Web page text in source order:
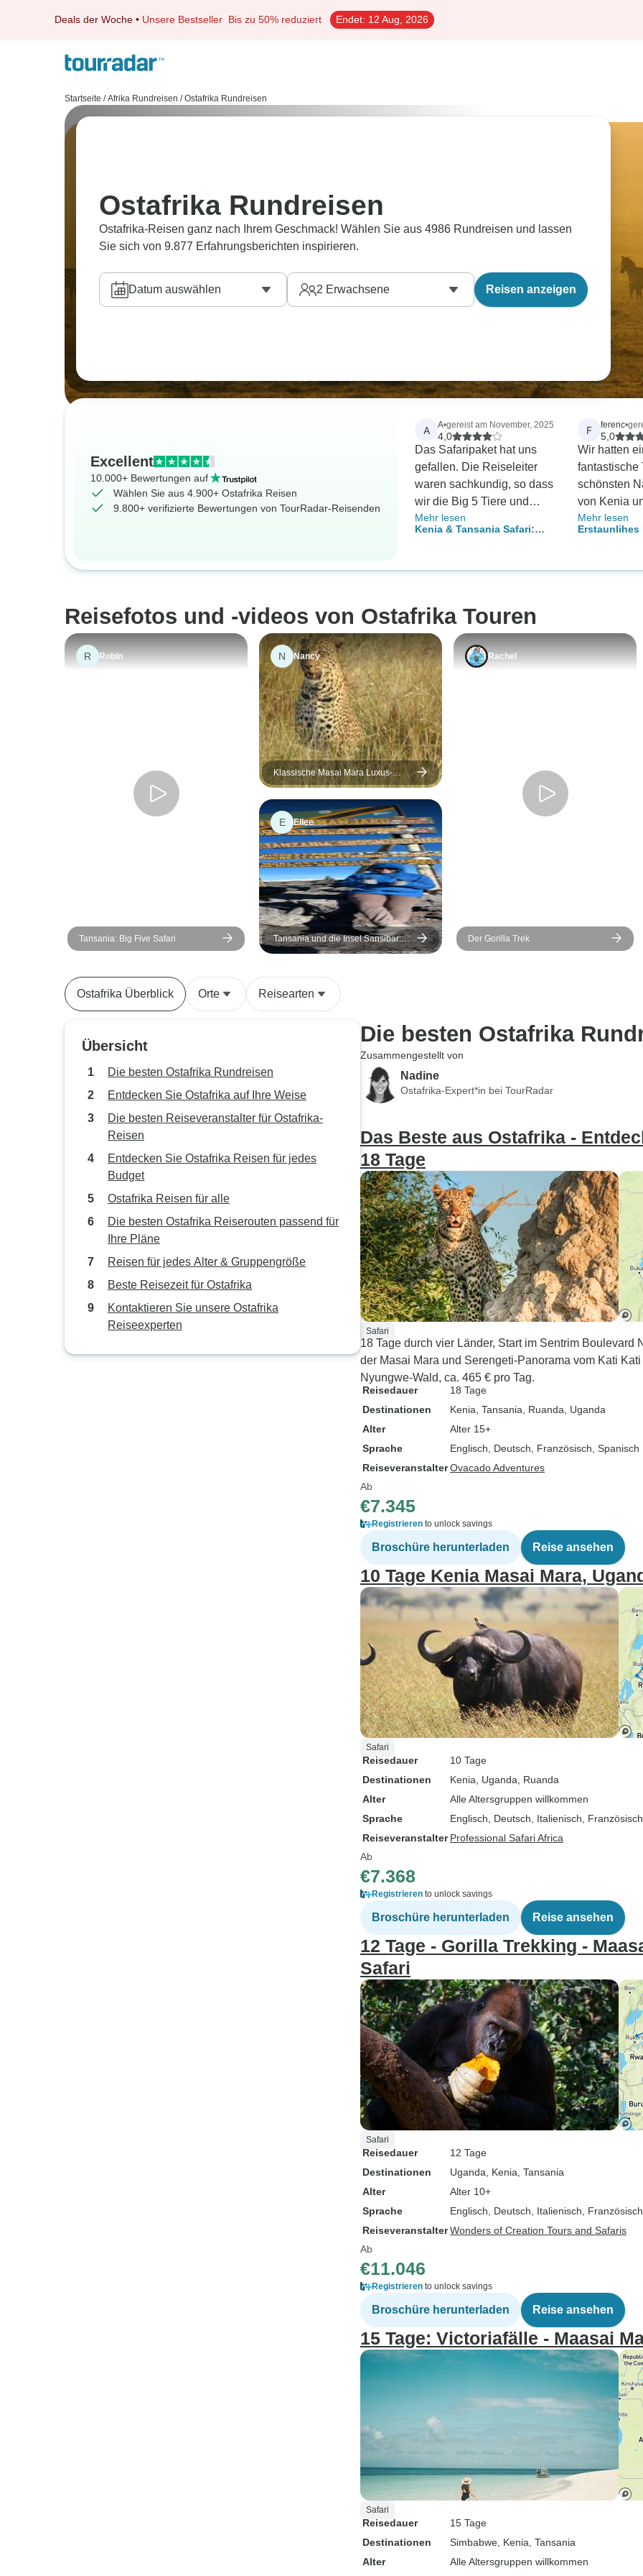
Deals der Woche • Unsere Bestseller Bis zu 50% reduziert Endet: 12 Aug, 2026
Startseite / Afrika Rundreisen / Ostafrika Rundreisen
Ostafrika Rundreisen
Ostafrika-Reisen ganz nach Ihrem Geschmack! Wählen Sie aus 4986 Rundreisen und lassen
Sie sich von 9.877 Erfahrungsberichten inspirieren.
Datum auswählen 2 Erwachsene Reisen anzeigen
Excellent
10.000+ Bewertungen auf
Wählen Sie aus 4.900+ Ostafrika Reisen
9.800+ verifizierte Bewertungen von TourRadar-Reisenden
A A•gereist am November, 2025
4,0
Das Safaripaket hat uns
gefallen. Die Reiseleiter
waren sachkundig, so dass
wir die Big 5 Tiere und
vieles mehr sehr schnell
sehen konnten. Tolles
Koordination, Sicherheit
Unvergessliche Erlebnisse
während der Tour. Wir
konnten die Serengeti
wegen der Wahlen nicht
sehen. Ich habe es
genossen, die Mitarbeiter
von World Adventure Tours
und andere Safarireisende
zu treffen und mit ihnen zu
kommunizieren. Die
Strände und Aktivitäten auf
Sansibar haben mir gut
gefallen. Würde bei meiner
nächsten Reise gerne den
Kilimanjaro Nationalpark
sehen.
Mehr lesen
Kenia & Tansania Safari:
Reisen)
F ferenc•
5,0
Wir hatten
fantastische
schönsten
von Kenia
organisiert
Trekking.
wir mit
Robert den
und die
Robert hat
Wissen
die Tiere.
lustig, ein
freundlich
Masai
den Fahrer
Tansanier
ebenfalls
mutig und
war. Wir
Serengeti,
und
letzten Teil
Gipfel des
Mehr lesen
Erstaunlihes
Reisefotos und -videos von Ostafrika Touren
R Robin
Tansania: Big Five Safari
N Nancy
Klassische Masai Mara Luxus-
Safari zur Großen Wanderung mit
Mara Engai
E Ellee
Tansania und die Insel Sansibar:
Afrikanische Safari, Schulbau &
Rachel
Der Gorilla Trek
Ostafrika Überblick Orte Reisearten
Übersicht
Die besten Ostafrika Rundreisen
Entdecken Sie Ostafrika auf Ihre Weise
Die besten Reiseveranstalter für Ostafrika-
Reisen
Entdecken Sie Ostafrika Reisen für jedes
Budget
Ostafrika Reisen für alle
Die besten Ostafrika Reiserouten passend für
Ihre Pläne
Reisen für jedes Alter & Gruppengröße
Beste Reisezeit für Ostafrika
Kontaktieren Sie unsere Ostafrika
Reiseexperten
Die besten Ostafrika
Zusammengestellt von
Nadine
Ostafrika-Expert*in bei TourRadar
Das Beste aus Ostafrika -
18 Tage
Safari
18 Tage durch vier Länder, Start im Sentrim
der Masai Mara und Serengeti-Panorama vom Kati
Nyungwe-Wald, ca. 465 € pro Tag.
Reisedauer
18 Tage
Destinationen
Kenia , Tansania , Ruanda , Uganda
Alter
Alter 15+
Sprache
Englisch, Deutsch, Französisch, Spanisch
ReiseveranstalterOvacado Adventures
Ab
€7.345
Registrieren to unlock savings
Broschüre herunterladen Reise ansehen
10 Tage Kenia Masai Mara,
Safari
Reisedauer
10 Tage
Destinationen
Kenia , Uganda , Ruanda
Alter
Alle Altersgruppen willkommen
Sprache
Englisch, Deutsch, Italienisch,
Reiseveranstalter Professional Safari Africa
Ab
€7.368
Registrieren to unlock savings
Broschüre herunterladen Reise ansehen
12 Tage - Gorilla Trekking -
Safari
Safari
Reisedauer
12 Tage
Destinationen
Uganda , Kenia , Tansania
Alter
Alter 10+
Sprache
Englisch, Deutsch, Italienisch,
ReiseveranstalterWonders of Creation Tours and Safaris
Ab
€11.046
Registrieren to unlock savings
Broschüre herunterladen Reise ansehen
15 Tage: Victoriafälle - Maasai
Safari
Reisedauer
15 Tage
Destinationen
Simbabwe , Kenia , Tansania
Alter
Alle Altersgruppen willkommen